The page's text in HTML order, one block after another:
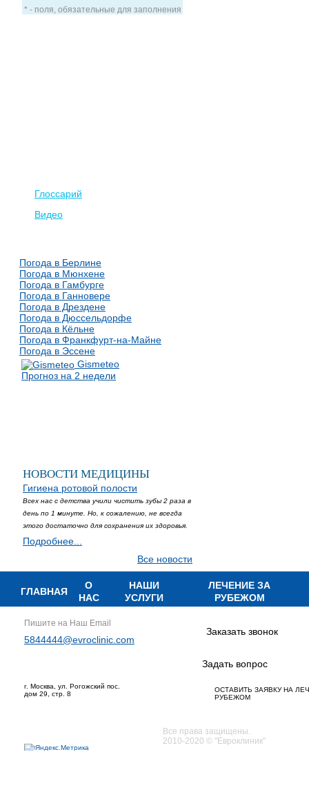
* - поля, обязательные для заполнения
Глоссарий
Видео
Погода в Берлине
Погода в Мюнхене
Погода в Гамбурге
Погода в Ганновере
Погода в Дрездене
Погода в Дюссельдорфе
Погода в Кёльне
Погода в Франкфурт-на-Майне
Погода в Эссене
Gismeteo
Прогноз на 2 недели
НОВОСТИ МЕДИЦИНЫ
Гигиена ротовой полости
Всех нас с детства учили чистить зубы 2 раза в
день по 1 минуте. Но, к сожалению, не всегда
этого достаточно для сохранения их здоровья.
Подробнее...
Все новости
ГЛАВНАЯ
О
НАС
НАШИ
УСЛУГИ
ЛЕЧЕНИЕ ЗА
РУБЕЖОМ
Пишите на Наш Email
5844444@evroclinic.com
Заказать звонок
Задать вопрос
ОСТАВИТЬ ЗАЯВКУ НА
РУБЕЖОМ
г. Москва, ул. Рогожский пос.
дом 29, стр. 8
Все права защищены.
2010-2020 © "Евроклиник"